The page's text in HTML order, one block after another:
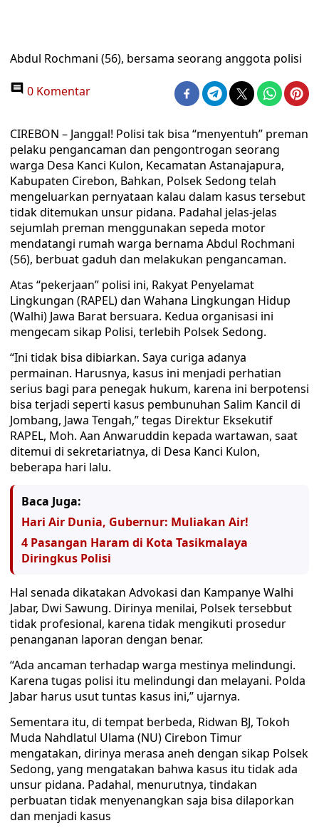
Abdul Rochmani (56), bersama seorang anggota polisi
0 Komentar
CIREBON – Janggal! Polisi tak bisa “menyentuh” preman
pelaku pengancaman dan pengontrogan seorang
warga Desa Kanci Kulon, Kecamatan Astanajapura,
Kabupaten Cirebon, Bahkan, Polsek Sedong telah
mengeluarkan pernyataan kalau dalam kasus tersebut
tidak ditemukan unsur pidana. Padahal jelas-jelas
sejumlah preman menggunakan sepeda motor
mendatangi rumah warga bernama Abdul Rochmani
(56), berbuat gaduh dan melakukan pengancaman.
Atas “pekerjaan” polisi ini, Rakyat Penyelamat
Lingkungan (RAPEL) dan Wahana Lingkungan Hidup
(Walhi) Jawa Barat bersuara. Kedua organisasi ini
mengecam sikap Polisi, terlebih Polsek Sedong.
“Ini tidak bisa dibiarkan. Saya curiga adanya
permainan. Harusnya, kasus ini menjadi perhatian
serius bagi para penegak hukum, karena ini berpotensi
bisa terjadi seperti kasus pembunuhan Salim Kancil di
Jombang, Jawa Tengah,” tegas Direktur Eksekutif
RAPEL, Moh. Aan Anwaruddin kepada wartawan, saat
ditemui di sekretariatnya, di Desa Kanci Kulon,
beberapa hari lalu.
Baca Juga:
Hari Air Dunia, Gubernur: Muliakan Air!
4 Pasangan Haram di Kota Tasikmalaya
Diringkus Polisi
Hal senada dikatakan Advokasi dan Kampanye Walhi
Jabar, Dwi Sawung. Dirinya menilai, Polsek tersebbut
tidak profesional, karena tidak mengikuti prosedur
penanganan laporan dengan benar.
“Ada ancaman terhadap warga mestinya melindungi.
Karena tugas polisi itu melindungi dan melayani. Polda
Jabar harus usut tuntas kasus ini,” ujarnya.
Sementara itu, di tempat berbeda, Ridwan BJ, Tokoh
Muda Nahdlatul Ulama (NU) Cirebon Timur
mengatakan, dirinya merasa aneh dengan sikap Polsek
Sedong, yang mengatakan bahwa kasus itu tidak ada
unsur pidana. Padahal, menurutnya, tindakan
perbuatan tidak menyenangkan saja bisa dilaporkan
dan menjadi kasus